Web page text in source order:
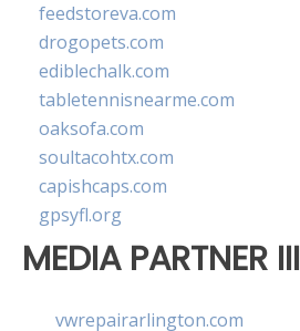
feedstoreva.com
drogopets.com
ediblechalk.com
tabletennisnearme.com
oaksofa.com
soultacohtx.com
capishcaps.com
gpsyfl.org
MEDIA PARTNER III
vwrepairarlington.com